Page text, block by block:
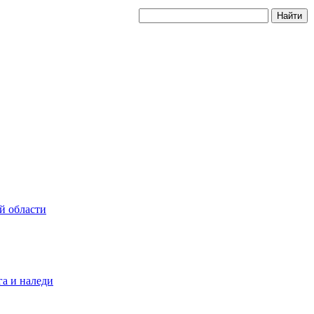
области
и наледи